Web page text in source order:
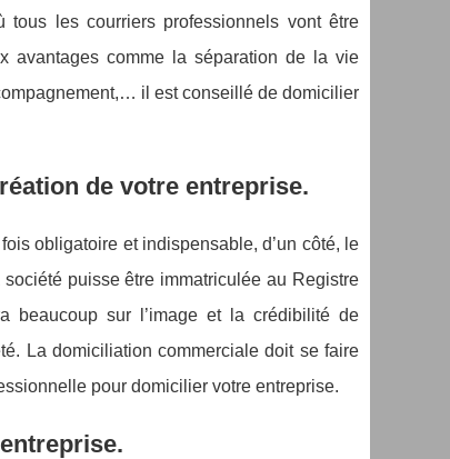
tous les courriers professionnels vont être
avantages comme la séparation de la vie
il est conseillé de domicilier
de votre entreprise.
obligatoire et indispensable, d’un côté, le
puisse être immatriculée au Registre
beaucoup sur l’image et la crédibilité de
La domiciliation commerciale doit se faire
pour domicilier votre entreprise.